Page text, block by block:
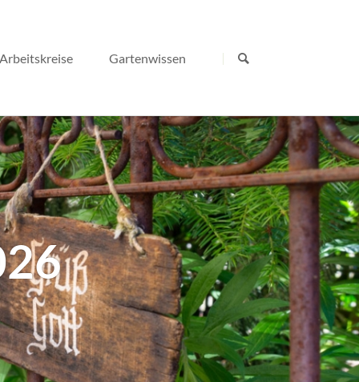
Arbeitskreise Gartenwissen